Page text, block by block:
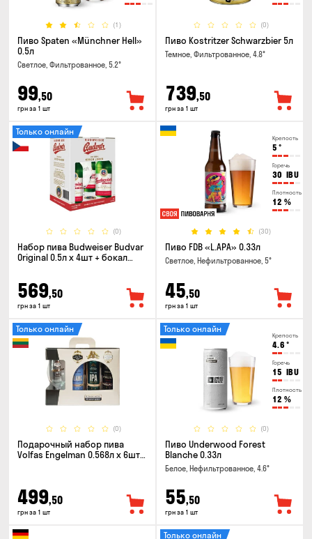
(1)
Пиво Spaten «Münchner Hell»
0.5л
Светлое, Фильтрованное, 5.2°
99,50
грн за 1 шт
(0)
Пиво Kostritzer Schwarzbier 5л
Темное, Фильтрованное, 4.8°
739,50
грн за 1 шт
(0)
Только онлайн
Набор пива Budweiser Budvar
Original 0.5л х 4шт + бокал
569,50
грн за 1 шт
Крепость
5 °
Горечь
30 IBU
Плотность
12 %
(30)
Пиво FDB «L.APA» 0.33л
Светлое, Нефильтрованное, 5°
45,50
грн за 1 шт
(0)
Только онлайн
Подарочный набор пива
Volfas Engelman 0.568л x 6шт +
499,50
грн за 1 шт
Крепость
4.6 °
Горечь
15 IBU
Плотность
12 %
(0)
Только онлайн
Пиво Underwood Forest
Blanche 0.33л
Белое, Нефильтрованное, 4.6°
55,50
грн за 1 шт
Только онлайн